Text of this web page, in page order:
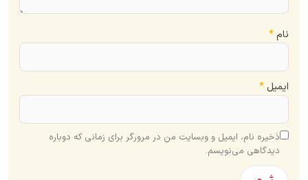
نام *
ایمیل *
ذخیره نام، ایمیل و وبسایت من در مرورگر برای زمانی که دوباره
دیدگاهی می‌نویسم.